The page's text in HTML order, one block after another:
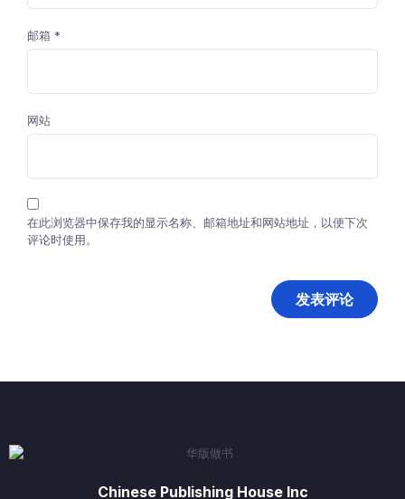
邮箱 *
网站
在此浏览器中保存我的显示名称、邮箱地址和网站地址，以便下次
评论时使用。
Chinese Publishing House Inc